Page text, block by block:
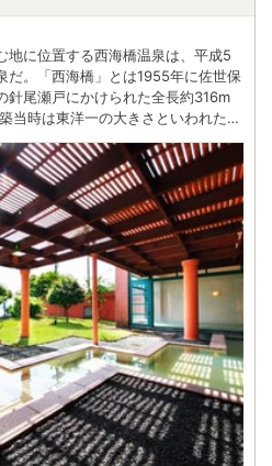
地に位置する西海橋温泉は、平成5
だ。「西海橋」とは1955年に佐世保
針尾瀬戸にかけられた全長約316m
当時は東洋一の大きさといわれた。
三大急潮のひとつに数えられ、圧巻
パールライン」に美しいアーチ線
に寄りそ うように架かっている、中
を楽しむことができる。 西海橋
送信所やハウステンボスなどの観光
魚介類を堪能するなど、さまざまな
訪れる。